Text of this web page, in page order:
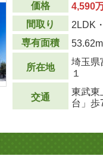
価格
4,590
間取り
2LDK
専有面積
53.62m
所在地
埼玉県
１
交通
東武東
台」歩